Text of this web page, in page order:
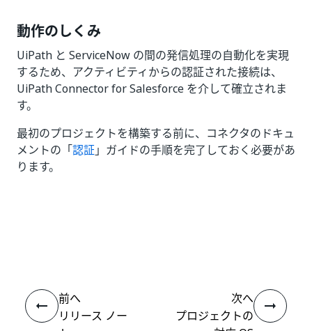
動作のしくみ
UiPath と ServiceNow の間の発信処理の自動化を実現
するため、アクティビティからの認証された接続は、
UiPath Connector for Salesforce を介して確立されま
す。
最初のプロジェクトを構築する前に、コネクタのドキュ
メントの「認証」ガイドの手順を完了しておく必要があ
ります。
前へ
リリース ノー
次へ
プロジェクトの